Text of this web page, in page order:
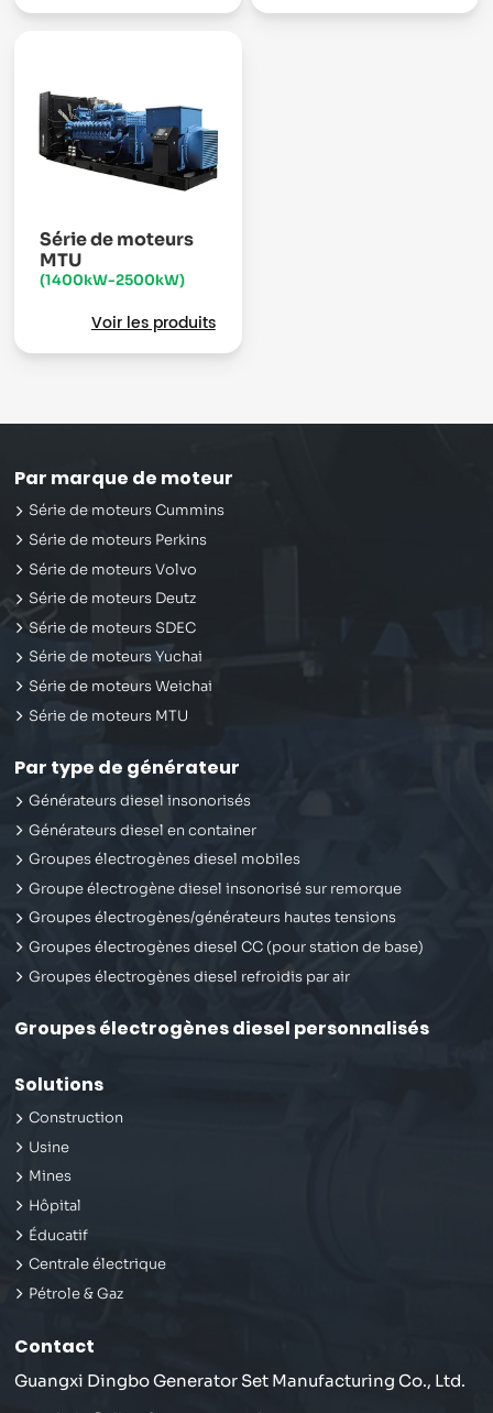
Série de moteurs
MTU
(1400kW-2500kW)
Voir les produits
Par marque de moteur
Série de moteurs Cummins
Série de moteurs Perkins
Série de moteurs Volvo
Série de moteurs Deutz
Série de moteurs SDEC
Série de moteurs Yuchai
Série de moteurs Weichai
Série de moteurs MTU
Par type de générateur
Générateurs diesel insonorisés
Générateurs diesel en container
Groupes électrogènes diesel mobiles
Groupe électrogène diesel insonorisé sur remorque
Groupes électrogènes/générateurs hautes tensions
Groupes électrogènes diesel CC (pour station de base)
Groupes électrogènes diesel refroidis par air
Groupes électrogènes diesel personnalisés
Solutions
Construction
Usine
Mines
Hôpital
Éducatif
Centrale électrique
Pétrole & Gaz
Contact
Guangxi Dingbo Generator Set Manufacturing Co., Ltd.